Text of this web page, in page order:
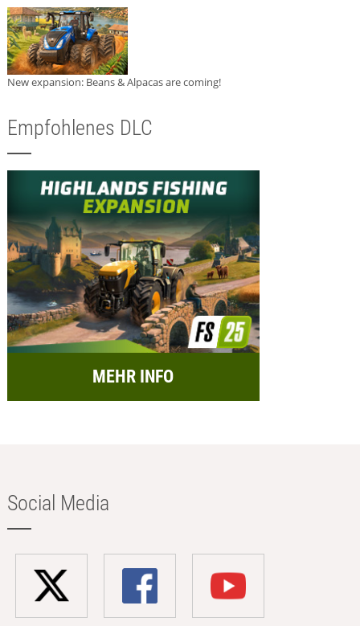
New expansion: Beans & Alpacas are coming!
Empfohlenes DLC
MEHR INFO
Social Media